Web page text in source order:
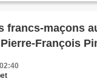
francs-maçons
François